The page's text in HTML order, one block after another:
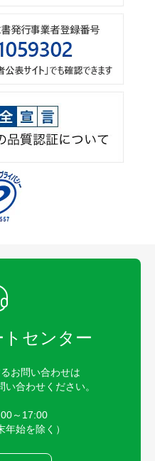
センター
お問い合わせは
合わせください。
～17:00
年始を除く）